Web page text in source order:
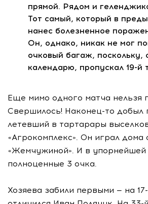
прямой. Рядом и
Тот самый, который в
нанес болезненное
Он, однако, никак не мог
очковый багаж, поскольку,
календарю, пропускал 19-й
Еще мимо одного матча нельзя
Свершилось! Наконец-то добыл
летевший в тартарары
«Агрокомплекс». Он играл дома
«Жемчужиной». И в
полноценные 3 очка.
Хозяева забили первыми — на